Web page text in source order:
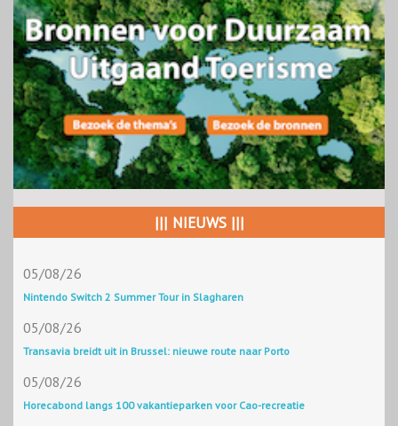
||| NIEUWS |||
05/08/26
Nintendo Switch 2 Summer Tour in Slagharen
05/08/26
Transavia breidt uit in Brussel: nieuwe route naar Porto
05/08/26
Horecabond langs 100 vakantieparken voor Cao-recreatie